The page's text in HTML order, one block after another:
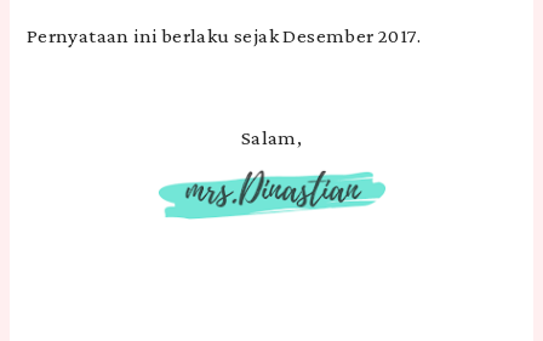
Pernyataan ini berlaku sejak Desember 2017.
Salam,